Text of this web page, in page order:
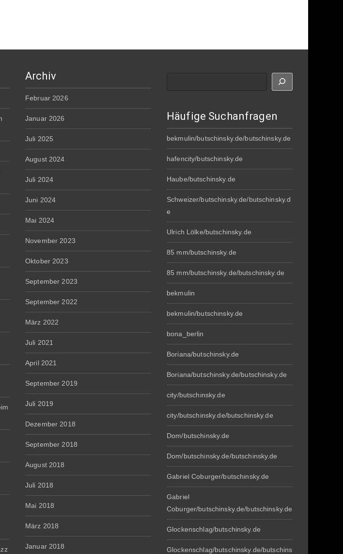
Archiv
Februar 2026
Januar 2026
Juli 2025
August 2024
Juli 2024
Juni 2024
Mai 2024
November 2023
Oktober 2023
September 2023
September 2022
März 2022
Juli 2021
April 2021
September 2019
Juli 2019
Dezember 2018
September 2018
August 2018
Juli 2018
Mai 2018
März 2018
Januar 2018
Häufige Suchanfragen
bekmulin/butschinsky.de/butschinsky.de
hafencity/butschinsky.de
Haube/butschinsky.de
Schweizer/butschinsky.de/butschinsky.d
e
Ulrich Lölke/butschinsky.de
85 mm/butschinsky.de
85 mm/butschinsky.de/butschinsky.de
bekmulin
bekmulin/butschinsky.de
bona_berlin
Boriana/butschinsky.de
Boriana/butschinsky.de/butschinsky.de
city/butschinsky.de
city/butschinsky.de/butschinsky.de
Dom/butschinsky.de
Dom/butschinsky.de/butschinsky.de
Gabriel Coburger/butschinsky.de
Gabriel
Coburger/butschinsky.de/butschinsky.de
Glockenschlag/butschinsky.de
Glockenschlag/butschinsky.de/butschins